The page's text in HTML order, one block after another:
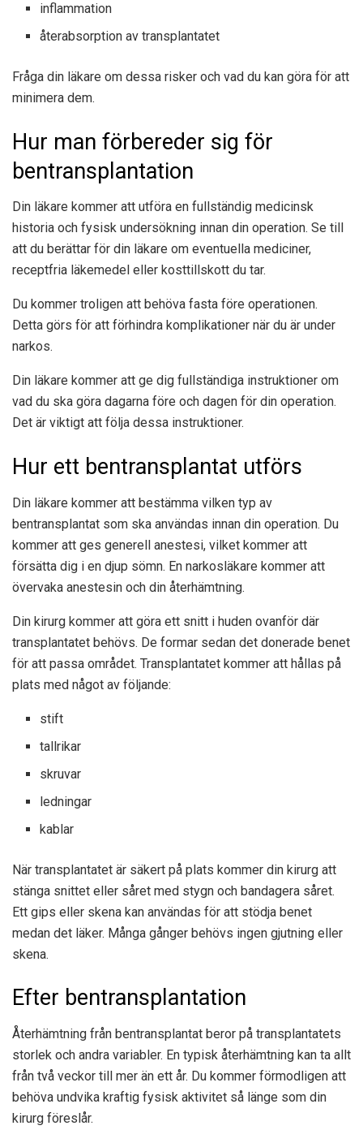
inflammation
återabsorption av transplantatet
Fråga din läkare om dessa risker och vad du kan göra för att
minimera dem.
Hur man förbereder sig för
bentransplantation
Din läkare kommer att utföra en fullständig medicinsk
historia och fysisk undersökning innan din operation. Se till
att du berättar för din läkare om eventuella mediciner,
receptfria läkemedel eller kosttillskott du tar.
Du kommer troligen att behöva fasta före operationen.
Detta görs för att förhindra komplikationer när du är under
narkos.
Din läkare kommer att ge dig fullständiga instruktioner om
vad du ska göra dagarna före och dagen för din operation.
Det är viktigt att följa dessa instruktioner.
Hur ett bentransplantat utförs
Din läkare kommer att bestämma vilken typ av
bentransplantat som ska användas innan din operation. Du
kommer att ges generell anestesi, vilket kommer att
försätta dig i en djup sömn. En narkosläkare kommer att
övervaka anestesin och din återhämtning.
Din kirurg kommer att göra ett snitt i huden ovanför där
transplantatet behövs. De formar sedan det donerade benet
för att passa området. Transplantatet kommer att hållas på
plats med något av följande:
stift
tallrikar
skruvar
ledningar
kablar
När transplantatet är säkert på plats kommer din kirurg att
stänga snittet eller såret med stygn och bandagera såret.
Ett gips eller skena kan användas för att stödja benet
medan det läker. Många gånger behövs ingen gjutning eller
skena.
Efter bentransplantation
Återhämtning från bentransplantat beror på transplantatets
storlek och andra variabler. En typisk återhämtning kan ta allt
från två veckor till mer än ett år. Du kommer förmodligen att
behöva undvika kraftig fysisk aktivitet så länge som din
kirurg föreslår.